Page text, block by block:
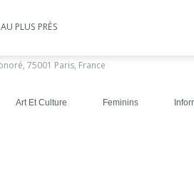
PLUS PRÈS
75001 Paris, France
Art Et Culture Feminins